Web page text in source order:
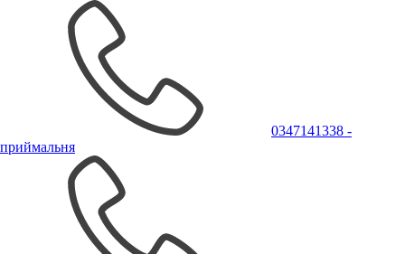
0347141338 -
приймальня